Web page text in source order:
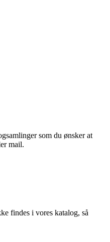
som du ønsker at
mail.
findes i vores katalog, så